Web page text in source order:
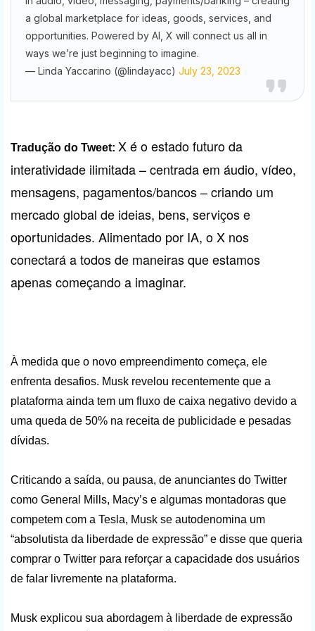
a global marketplace for ideas, goods, services, and
opportunities. Powered by AI, X will connect us all in
ways we’re just beginning to imagine.
— Linda Yaccarino (@lindayacc) July 23, 2023
Tradução do Tweet: X é o estado futuro da
interatividade ilimitada – centrada em áudio, vídeo,
mensagens, pagamentos/bancos – criando um
mercado global de ideias, bens, serviços e
oportunidades. Alimentado por IA, o X nos
conectará a todos de maneiras que estamos
apenas começando a imaginar.
À medida que o novo empreendimento começa, ele
enfrenta desafios. Musk revelou recentemente que a
plataforma ainda tem um fluxo de caixa negativo devido a
uma queda de 50% na receita de publicidade e pesadas
dívidas.
Criticando a saída, ou pausa, de anunciantes do Twitter
como General Mills, Macy’s e algumas montadoras que
competem com a Tesla, Musk se autodenomina um
“absolutista da liberdade de expressão” e disse que queria
comprar o Twitter para reforçar a capacidade dos usuários
de falar livremente na plataforma.
Musk explicou sua abordagem à liberdade de expressão